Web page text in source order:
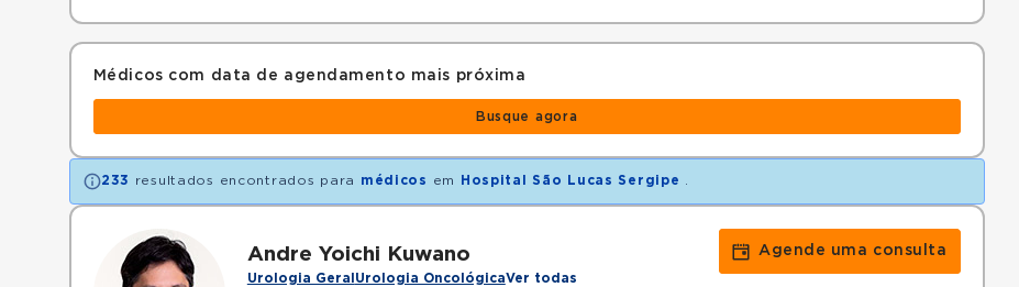
Médicos com data de agendamento mais próxima
Busque agora
233 resultados encontrados para médicos em Hospital São Lucas Sergipe
Andre Yoichi Kuwano
Urologia Geral Urologia OncológicaVer todas
Agende uma consulta